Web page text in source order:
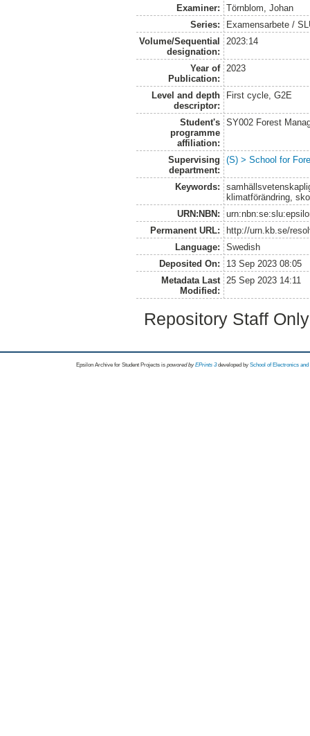
Examiner:
Törnblom, Johan
Series:
Examensarbete /
Volume/Sequential
designation:
2023:14
Year of
Publication:
2023
Level and depth
descriptor:
First cycle, G2E
Student's
programme
affiliation:
SY002 Forest
Supervising
department:
(S) > School for
Keywords:
klimatförändring,
URN:NBN:
Permanent URL:
http://urn.kb.se/
Language:
Swedish
Deposited On:
13 Sep 2023 08:05
Metadata Last
Modified:
25 Sep 2023 14:11
Repository Staff
Epsilon Archive for Student Projects is powored byEPrints 3 developed by School of Electronics